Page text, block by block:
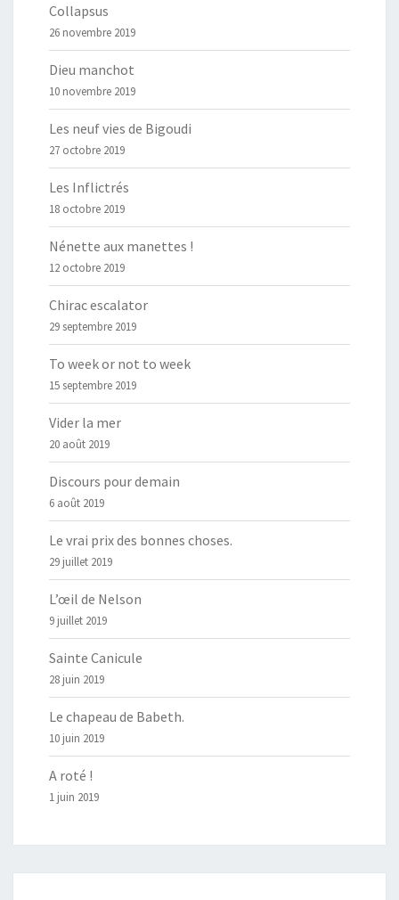
Collapsus
26 novembre 2019
Dieu manchot
10 novembre 2019
Les neuf vies de Bigoudi
27 octobre 2019
Les Inflictrés
18 octobre 2019
Nénette aux manettes !
12 octobre 2019
Chirac escalator
29 septembre 2019
To week or not to week
15 septembre 2019
Vider la mer
20 août 2019
Discours pour demain
6 août 2019
Le vrai prix des bonnes choses.
29 juillet 2019
L’œil de Nelson
9 juillet 2019
Sainte Canicule
28 juin 2019
Le chapeau de Babeth.
10 juin 2019
A roté !
1 juin 2019